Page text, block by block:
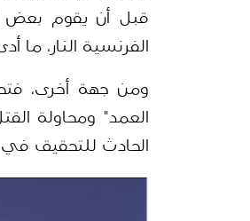
الفرنسية النار، ما
ومن جهة أخرى،
الحادث للتحقيق